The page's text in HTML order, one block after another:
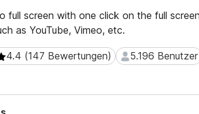
full screen with one click on the full
as YouTube, Vimeo, etc.
(147 Bewertungen)
4.4 (147 Bewertungen) 5.196 Benutzer
5.196 Benutzer